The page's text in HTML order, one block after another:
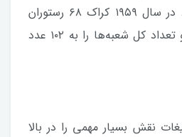
۱۹۵۸ به ۳۴ عدد رسید. در سال ۱۹۵۹ کراک ۶۸ رستوران
جدید را راه‌اندازی کرد و تعداد کل شعبه‌ها را به ۱۰۲ عدد
نقش بسیار مهمی را در بالا